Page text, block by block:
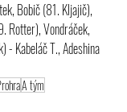
Bobič (81. Kljajič),
Rotter), Vondráček,
- Kabeláč T., Adeshina
A tým